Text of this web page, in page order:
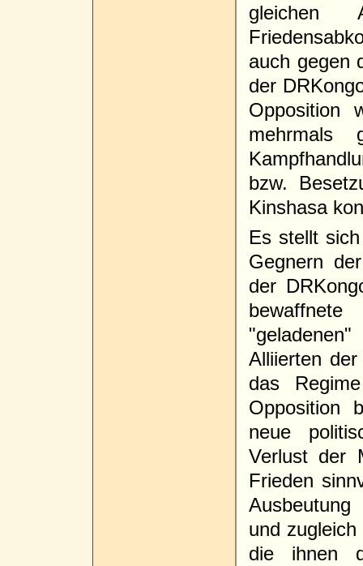
gleichen
auch gegen
der
Opposition
mehrmals
bzw.
Kinshasa
Es stellt
Gegnern
der
Alliierten
das
Opposition
neue
Verlust der
Frieden
und
die ihnen